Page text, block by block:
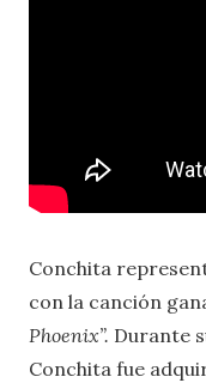
Conchita
con la canción
Phoenix”. Durante
Conchita fue